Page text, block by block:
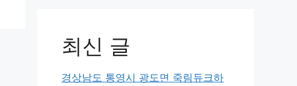
최신 글
경상남도 통영시 광도면 죽림듀크하